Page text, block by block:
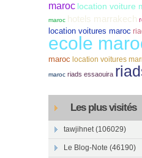
maroc location voiture
maroc hotels marrakech
location voitures maroc
ecole
maroc location voitures
maroc riads essaouira
Les plus visités
tawjihnet (106029)
Le Blog-Note (46190)